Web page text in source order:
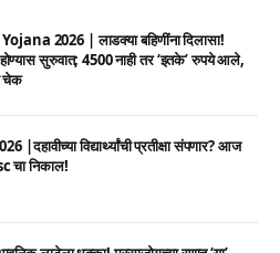
2026 | लाडक्या बहिणींना दिलासा!
सुरुवात; 4500 नाही तर ‘इतके’ रुपये आले,
चेक
|दहावीच्या विद्यार्थ्यांची प्रतीक्षा संपणार? आज
चा निकाल!